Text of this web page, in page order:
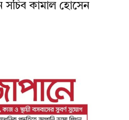
সচিব কামাল হোসেন